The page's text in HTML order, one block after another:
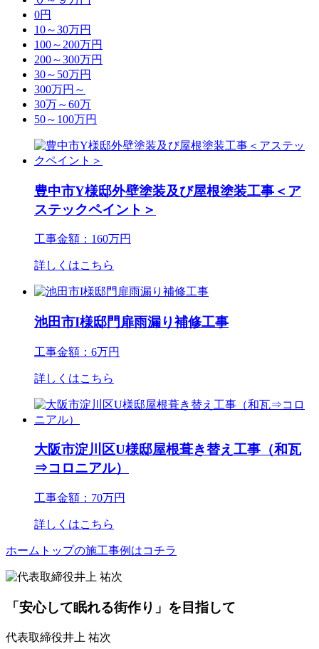
0円
10～30万円
100～200万円
200～300万円
30～50万円
300万円～
30万～60万
50～100万円
豊中市Y様邸外壁塗装及び屋根塗装工事＜ア
ステックペイント＞
工事金額：160万円
詳しくはこちら
池田市I様邸門扉雨漏り補修工事
工事金額：6万円
詳しくはこちら
大阪市淀川区U様邸屋根葺き替え工事（和瓦
⇒コロニアル）
工事金額：70万円
詳しくはこちら
ホームトップの施工事例はコチラ
「安心して眠れる街作り」を目指して
代表取締役井上 祐次